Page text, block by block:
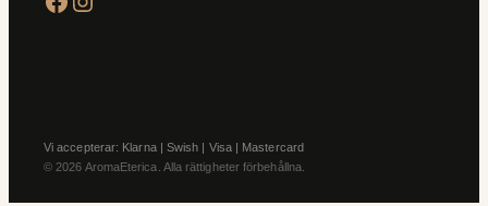
Vi accepterar: Klarna | Swish | Visa | Mastercard
© 2026 AromaEterica. Alla rättigheter förbehållna.